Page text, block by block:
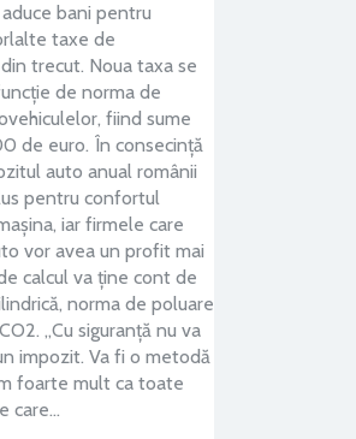
bani pentru
taxe de
trecut. Noua taxa se
de norma de
fiind sume
de euro. În consecință
auto anual românii
pentru confortul
iar firmele care
vor avea un profit mai
calcul va ține cont de
norma de poluare
„Cu siguranță nu va
impozit. Va fi o metodă
foarte mult ca toate
care…